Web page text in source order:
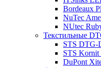
Bordeaux
NuTec
NUtec
Текстильные
STS DTG-
STS Kornit
DuPont